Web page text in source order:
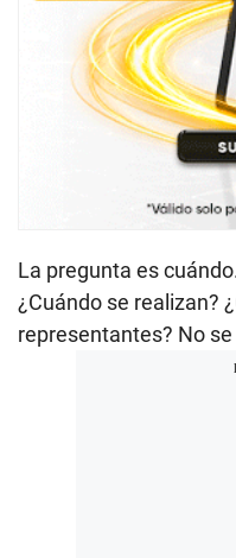
La pregunta es
¿Cuándo se realizan?
representantes? No